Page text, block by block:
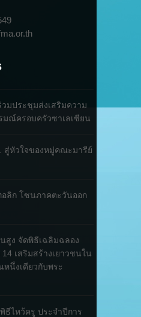
มประชุมส่งเสริมความ
มณ์ครอบครัวซาเลเซียน
สู่หัวใจของหมู่คณะมารีย์
ลิก โซนภาคตะวันออก
สูง จัดพิธีเฉลิมฉลอง
เสริมสร้างเยาวชนใน
หนึ่งเดียวกับพระ
ธีไหว้ครู ประจำปีการ